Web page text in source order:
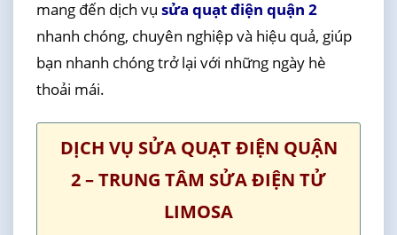
mang đến dịch vụ sửa quạt điện quận 2
nhanh chóng, chuyên nghiệp và hiệu quả, giúp
bạn nhanh chóng trở lại với những ngày hè
thoải mái.
DỊCH VỤ SỬA QUẠT ĐIỆN QUẬN
2 – TRUNG TÂM SỬA ĐIỆN TỬ
LIMOSA